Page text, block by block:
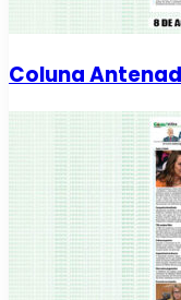
Coluna